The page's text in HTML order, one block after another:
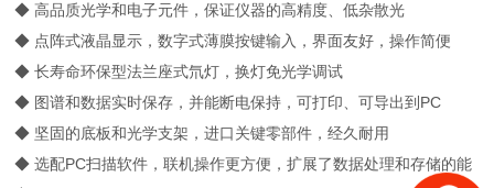
◆ 高品质光学和电子元件，保证仪器的高精度、低杂散光
◆ 点阵式液晶显示，数字式薄膜按键输入，界面友好，操作简便
◆ 长寿命环保型法兰座式氘灯，换灯免光学调试
◆ 图谱和数据实时保存，并能断电保持，可打印、可导出到PC
◆ 坚固的底板和光学支架，进口关键零部件，经久耐用
◆ 选配PC扫描软件，联机操作更方便，扩展了数据处理和存储的能